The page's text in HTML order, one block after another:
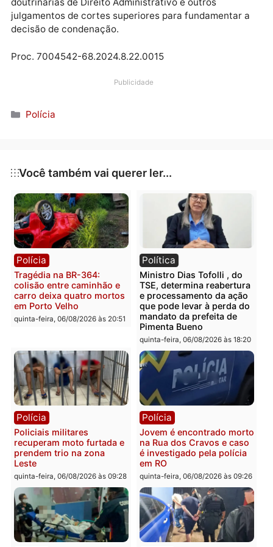
pela falta de probidade no desempenho da função
pública”.
Para a Justiça, o ato do servidor, de utilizar o bem
a vontade livre e consciente de alcançar o resultado
administrativos. O magistrado juntou orientações
Publicidade
Categorias
Polícia
Você também vai querer ler...
Polícia
Tragédia na BR-364:
colisão entre caminhão e
carro deixa quatro mortos
em Porto Velho
quinta-feira, 06/08/2026 às 20:51
Política
Ministro Dias Tofolli , do
TSE, determina
e processamento da
que pode levar à perda
mandato da prefeita de
Pimenta Bueno
quinta-feira, 06/08/2026 às